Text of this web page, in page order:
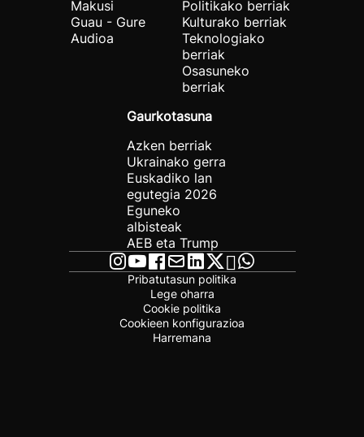
Makusi
Guau - Gure
Audioa
Politikako berriak
Kulturako berriak
Teknologiako
berriak
Osasuneko
berriak
Gaurkotasuna
Azken berriak
Ukrainako gerra
Euskadiko lan
egutegia 2026
Eguneko
albisteak
AEB eta Trump
Pribatutasun politika
Lege oharra
Cookie politika
Cookieen konfigurazioa
Harremana